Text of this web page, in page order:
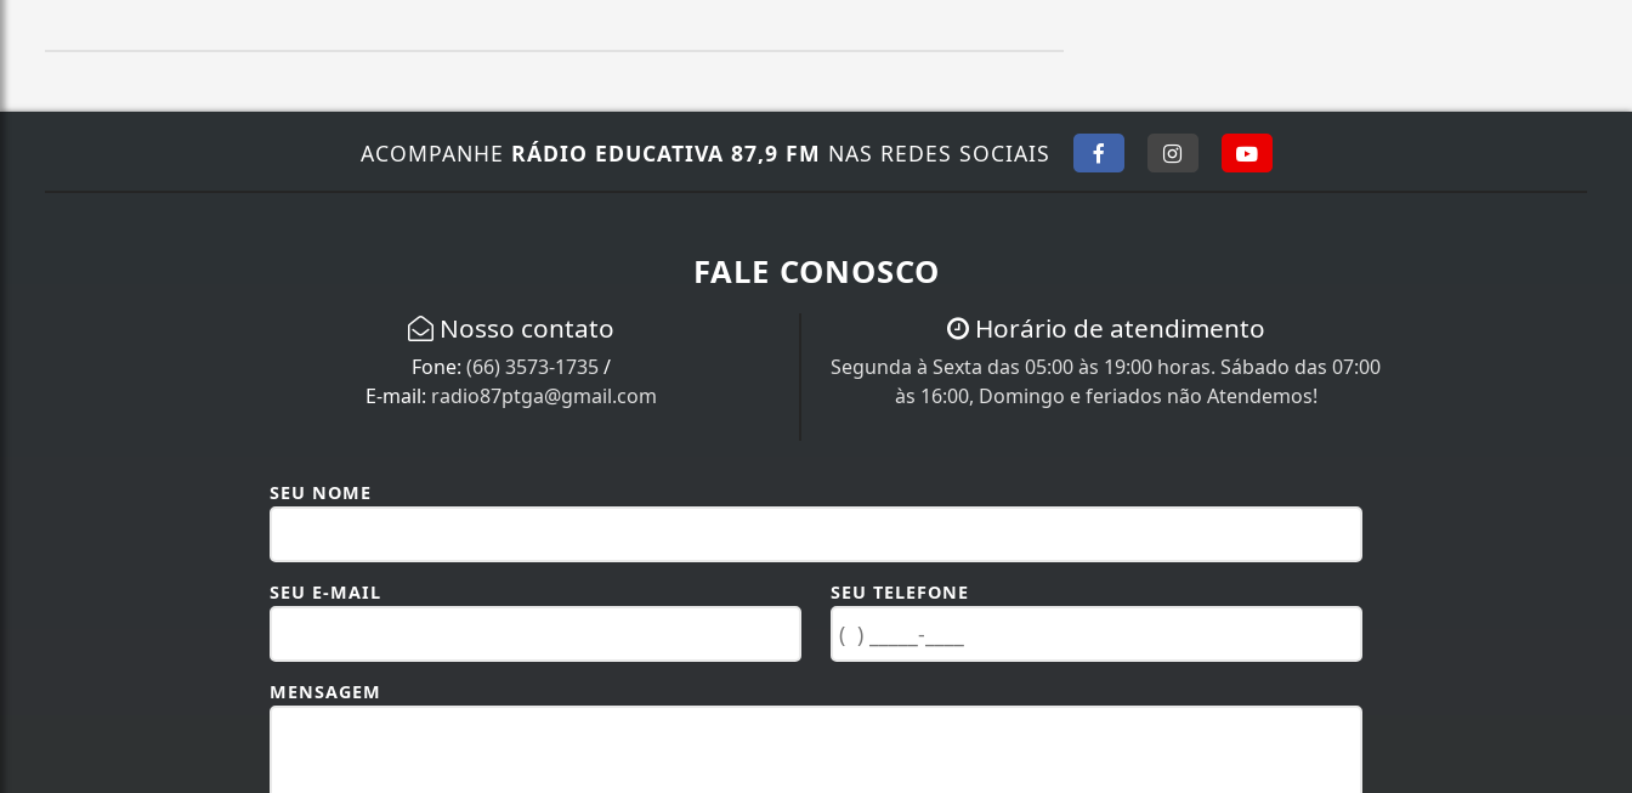
ACOMPANHE RÁDIO EDUCATIVA 87,9 FM NAS REDES SOCIAIS
FALE CONOSCO
Nosso contato
Fone:(66) 3573-1735/
E-mail: radio87ptga@gmail.com
Horário de atendimento
Segunda à Sexta das 05:00 às 19:00 horas. Sábado das 07:00
às 16:00, Domingo e feriados não Atendemos!
SEU NOME
SEU E-MAIL SEU TELEFONE
MENSAGEM